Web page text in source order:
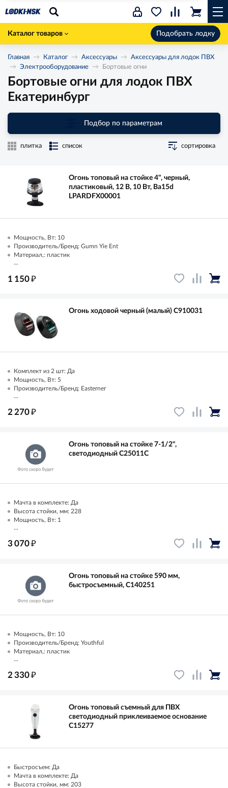
Каталог товаров Подобрать лодку
Главная Каталог Аксессуары
Аксессуары для лодок ПВХ
Электрооборудование
Бортовые огни
Бортовые огни для лодок ПВХ
Екатеринбург
Подбор по параметрам
плитка список сортировка
Огонь топовый на стойке 4", черный,
пластиковый, 12 В, 10 Вт, Ba15d
LPARDFX00001
Мощность, Вт: 10
Производитель/Бренд: Gumn Yie Ent
Материал,: пластик
...
1 150₽
Огонь ходовой черный (малый) C910031
Комплект из 2 шт: Да
Мощность, Вт: 5
Производитель/Бренд: Easterner
...
2 270₽
Огонь топовый на стойке 7-1/2",
светодиодный C25011C
Мачта в комплекте: Да
Высота стойки, мм: 228
Мощность, Вт: 1
...
3 070₽
Огонь топовый на стойке 590 мм,
быстросъемный, C140251
Мощность, Вт: 10
Производитель/Бренд: Youthful
Материал,: пластик
...
2 330₽
Огонь топовый съемный для ПВХ
светодиодный приклеиваемое основание
C15277
Быстросъем: Да
Мачта в комплекте: Да
Высота стойки, мм: 203